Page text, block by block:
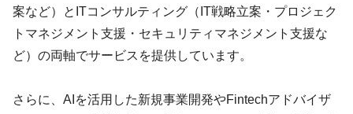
案など）とITコンサルティング（IT戦略立案・プロジェク
トマネジメント支援・セキュリティマネジメント支援な
ど）の両軸でサービスを提供しています。
さらに、AIを活用した新規事業開発やFintechアドバイザ